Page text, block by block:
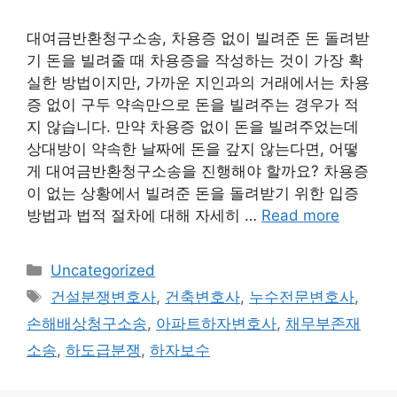
대여금반환청구소송, 차용증 없이 빌려준 돈 돌려받
기 돈을 빌려줄 때 차용증을 작성하는 것이 가장 확
실한 방법이지만, 가까운 지인과의 거래에서는 차용
증 없이 구두 약속만으로 돈을 빌려주는 경우가 적
지 않습니다. 만약 차용증 없이 돈을 빌려주었는데
상대방이 약속한 날짜에 돈을 갚지 않는다면, 어떻
게 대여금반환청구소송을 진행해야 할까요? 차용증
이 없는 상황에서 빌려준 돈을 돌려받기 위한 입증
방법과 법적 절차에 대해 자세히 … Read more
Categories
Uncategorized
Tags
건설분쟁변호사, 건축변호사, 누수전문변호사,
손해배상청구소송, 아파트하자변호사, 채무부존재
소송, 하도급분쟁 , 하자보수